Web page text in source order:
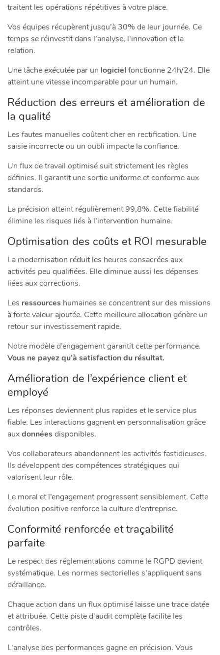
traitent les opérations répétitives à votre place.
Vos équipes récupèrent jusqu’à 30% de leur journée. Ce
temps se réinvestit dans l’analyse, l’innovation et la
relation.
Une tâche exécutée par un logiciel fonctionne 24h/24. Elle
atteint une vitesse incomparable pour un humain.
Réduction des erreurs et amélioration de
la qualité
Les fautes manuelles coûtent cher en rectification. Une
saisie incorrecte ou un oubli impacte la confiance.
Un flux de travail optimisé suit strictement les règles
définies. Il garantit une sortie uniforme et conforme aux
standards.
La précision atteint régulièrement 99,8%. Cette fiabilité
élimine les risques liés à l’intervention humaine.
Optimisation des coûts et ROI mesurable
La modernisation réduit les heures consacrées aux
activités peu qualifiées. Elle diminue aussi les dépenses
liées aux corrections.
Les ressources humaines se concentrent sur des missions
à forte valeur ajoutée. Cette meilleure allocation génère un
retour sur investissement rapide.
Notre modèle d’engagement garantit cette performance.
Vous ne payez qu’à satisfaction du résultat.
Amélioration de l’expérience client et
employé
Les réponses deviennent plus rapides et le service plus
fiable. Les interactions gagnent en personnalisation grâce
auxdonnéesdisponibles.
Vos collaborateurs abandonnent les activités fastidieuses.
Ils développent des compétences stratégiques qui
valorisent leur rôle.
Le moral et l’engagement progressent sensiblement. Cette
évolution positive renforce la culture d’entreprise.
Conformité renforcée et traçabilité
parfaite
Le respect des réglementations comme le RGPD devient
systématique. Les normes sectorielles s’appliquent sans
défaillance.
Chaque action dans un flux optimisé laisse une trace datée
et attribuée. Cette piste d’audit complète facilite les
contrôles.
L’analyse des performances gagne en précision. Vous